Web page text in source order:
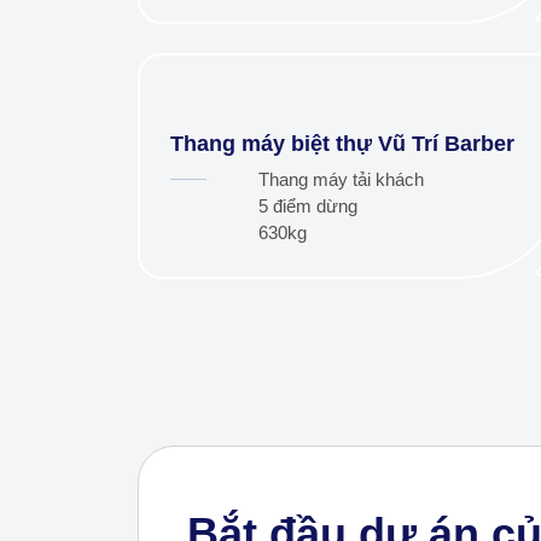
Thang máy biệt thự Vũ Trí Barber
Thang máy tải khách
5 điểm dừng
630kg